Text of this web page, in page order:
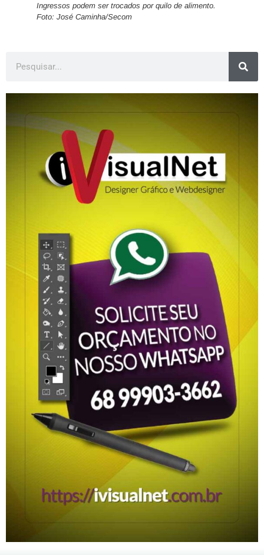
Ingressos podem ser trocados por quilo de alimento.
Foto: José Caminha/Secom